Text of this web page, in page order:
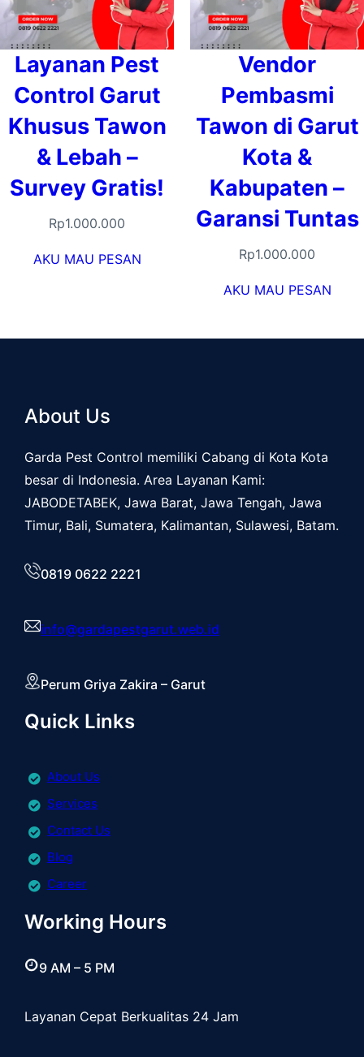
Layanan Pest
Control Garut
Khusus Tawon
& Lebah –
Survey Gratis!
Rp1.000.000
AKU MAU PESAN
Vendor
Pembasmi
Tawon di Garut
Kota &
Kabupaten –
Garansi Tuntas
Rp1.000.000
AKU MAU PESAN
About Us
Garda Pest Control memiliki Cabang di Kota Kota
besar di Indonesia. Area Layanan Kami:
JABODETABEK, Jawa Barat, Jawa Tengah, Jawa
Timur, Bali, Sumatera, Kalimantan, Sulawesi, Batam.
0819 0622 2221
info@gardapestgarut.web.id
Perum Griya Zakira – Garut
Quick Links
About Us
Services
Contact Us
Blog
Career
Working Hours
9 AM – 5 PM
Layanan Cepat Berkualitas 24 Jam